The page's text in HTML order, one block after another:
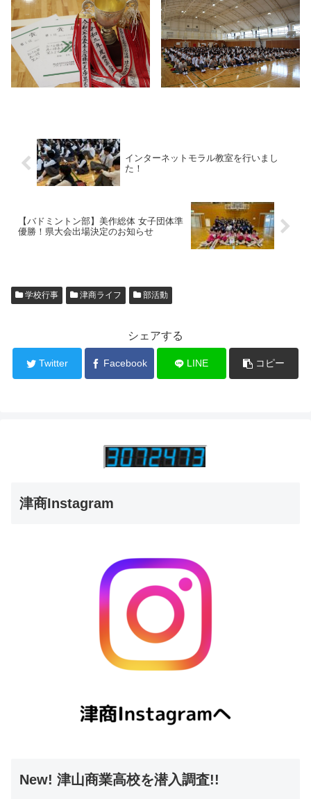
インターネットモラル教室を行いまし
た！
【バドミントン部】美作総体 女子団体準
優勝！県大会出場決定のお知らせ
学校行事 津商ライフ 部活動
シェアする
Twitter Facebook LINE コピー
津商Instagram
New! 津山商業高校を潜入調査!!